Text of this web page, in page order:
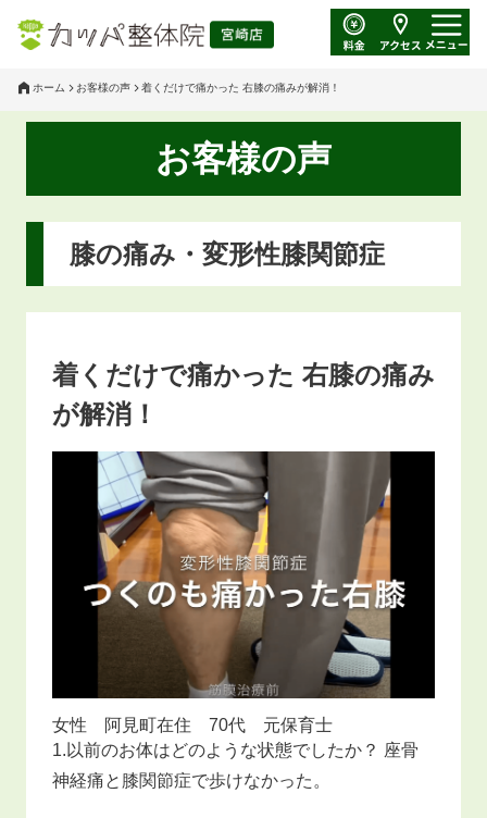
ホーム お客様の声 着くだけで痛かった 右膝の痛みが解消！
お客様の声
膝の痛み・変形性膝関節症
着くだけで痛かった 右膝の痛み
が解消！
女性 阿見町在住 70代 元保育士
1.以前のお体はどのような状態でしたか？ 座骨
神経痛と膝関節症で歩けなかった。